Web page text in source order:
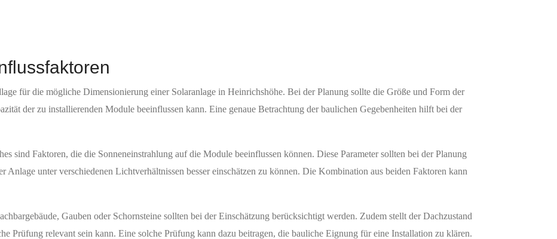
für die mögliche Dimensionierung einer Solaranlage in Heinrichshöhe. Bei der Planung sollte die Größe und Form der
der zu installierenden Module beeinflussen kann. Eine genaue Betrachtung der baulichen Gegebenheiten hilft bei der
sind Faktoren, die die Sonneneinstrahlung auf die Module beeinflussen können. Diese Parameter sollten bei der Planung
Anlage unter verschiedenen Lichtverhältnissen besser einschätzen zu können. Die Kombination aus beiden Faktoren kann
Gauben oder Schornsteine sollten bei der Einschätzung berücksichtigt werden. Zudem stellt der Dachzustand
Prüfung relevant sein kann. Eine solche Prüfung kann dazu beitragen, die bauliche Eignung für eine Installation zu klären.